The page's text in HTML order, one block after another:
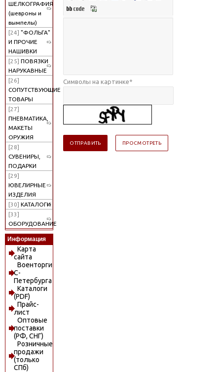
ШЕЛКОГРАФИЯ
(шевроны и
вымпелы)
[24] "ФОЛЬГА"
И ПРОЧИЕ
НАШИВКИ
[25] ПОВЯЗКИ
НАРУКАВНЫЕ
[26]
СОПУТСТВУЮЩИЕ
ТОВАРЫ
[27]
ПНЕВМАТИКА,
МАКЕТЫ
ОРУЖИЯ
[28]
СУВЕНИРЫ,
ПОДАРКИ
[29]
ЮВЕЛИРНЫЕ
ИЗДЕЛИЯ
[30] КАТАЛОГИ
[33]
ОБОРУДОВАНИЕ
Информация
Карта
сайта
Военторги
С-
Петербурга
Каталоги
(PDF)
Прайс-
лист
Оптовые
поставки
(РФ, СНГ)
Розничные
продажи
(только
СПб)
Символы на картинке*